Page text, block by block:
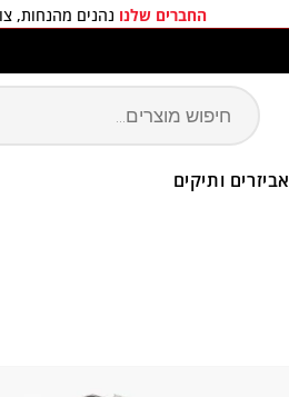
החברים שלנו נהנים מהנחות,
משלוחים חינם בכל קניה מעל 299 ₪
אביזרים ותיקים